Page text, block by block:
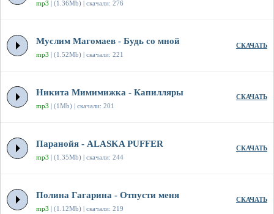
mp3 | (1.36Mb) | скачали: 276
Муслим Магомаев - Будь со мной
mp3 | (1.52Mb) | скачали: 221
СКАЧАТЬ
Никита Мимимижка - Капилляры
mp3 | (1Mb) | скачали: 201
СКАЧАТЬ
Паранойя - ALASKA PUFFER
mp3 | (1.35Mb) | скачали: 244
СКАЧАТЬ
Полина Гагарина - Отпусти меня
mp3 | (1.12Mb) | скачали: 219
СКАЧАТЬ